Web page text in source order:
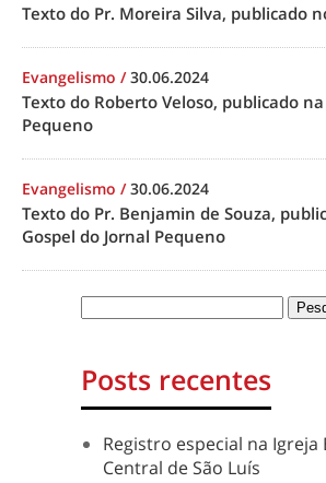
Texto do Pr. Moreira Silva, publicado
Evangelismo /30.06.2024
Texto do Roberto Veloso, publicado na
Pequeno
Evangelismo /30.06.2024
Texto do Pr. Benjamin de Souza,
Gospel do Jornal Pequeno
Posts recentes
Registro especial na Igreja
Central de São Luís